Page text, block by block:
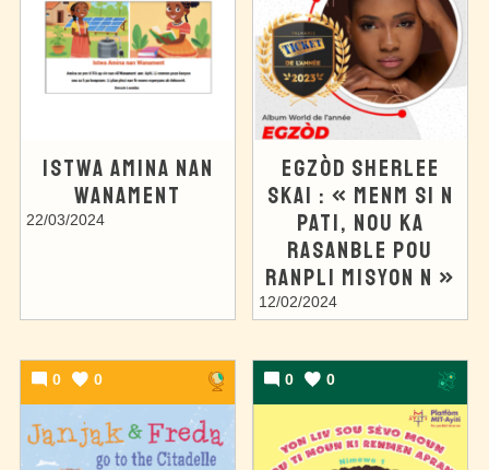
ISTWA AMINA NAN
WANAMENT
22/03/2024
EGZÒD SHERLEE
SKAI : « MENM SI N
PATI, NOU KA
RASANBLE POU
RANPLI MISYON N »
12/02/2024
0 0 0 0